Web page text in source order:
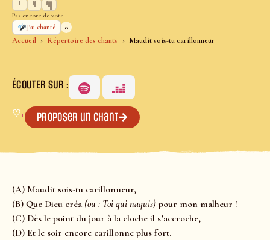
Accueil Répertoire des chants Maudit sois-tu carillonneur
Pas encore de vote
J’ai chanté
0
ÉCOUTER SUR :
♡+ Proposer un chant
(A) Maudit sois-tu carillonneur,
(B) Que Dieu créa (ou : Toi qui naquis) pour mon malheur !
(C) Dès le point du jour à la cloche il s’accroche,
(D) Et le soir encore carillonne plus fort.